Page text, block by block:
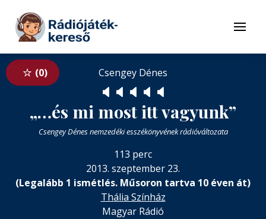
Tovább a tartalomhoz
Menü
0 Csengey Dénes
🔈 🔈 🔈 🔈 🔈
„…és mi most itt vagyunk”
Csengey Dénes nemzedéki esszékönyvének rádióváltozata
113 perc
2013. szeptember 23.
(Legalább 1 ismétlés. Műsoron tartva 10 éven át)
Thália Színház
Magyar Rádió